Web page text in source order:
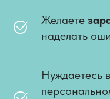
Желаете
наделать
Нуждаетесь